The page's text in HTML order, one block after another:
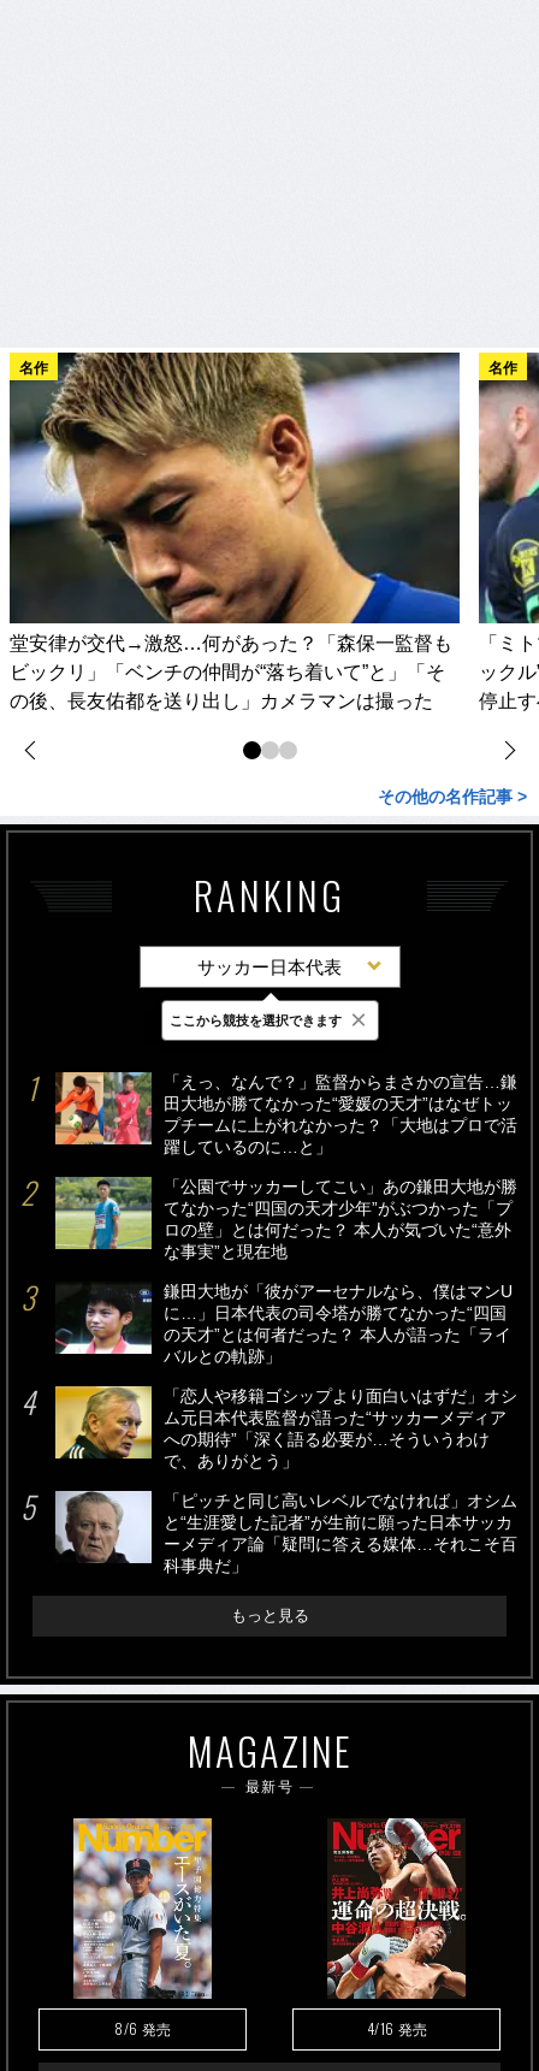
名作
堂安律が交代→激怒…何があった？「森保一監督も
ビックリ」「ベンチの仲間が“落ち着いて”と」「そ
の後、長友佑都を送り出し」カメラマンは撮った
名作
「ミ
ック
停止
その他の名作記事 >
RANKING
サッカー日本代表
最新 24時間 週間
「えっ、なんで？」監督からまさかの宣告…鎌
田大地が勝てなかった“愛媛の天才”はなぜトッ
プチームに上がれなかった？「大地はプロで活
躍しているのに…と」
「公園でサッカーしてこい」あの鎌田大地が勝
てなかった“四国の天才少年”がぶつかった「プ
ロの壁」とは何だった？ 本人が気づいた“意外
な事実”と現在地
鎌田大地が「彼がアーセナルなら、僕はマンU
に…」日本代表の司令塔が勝てなかった“四国
の天才”とは何者だった？ 本人が語った「ライ
バルとの軌跡」
「恋人や移籍ゴシップより面白いはずだ」オシ
ム元日本代表監督が語った“サッカーメディア
への期待”「深く語る必要が…そういうわけ
で、ありがとう」
「ピッチと同じ高いレベルでなければ」オシム
と“生涯愛した記者”が生前に願った日本サッカ
ーメディア論「疑問に答える媒体…それこそ百
科事典だ」
もっと見る
MAGAZINE
最新号
8/6 発売 4/16 発売
ここから競技を選択できます ×